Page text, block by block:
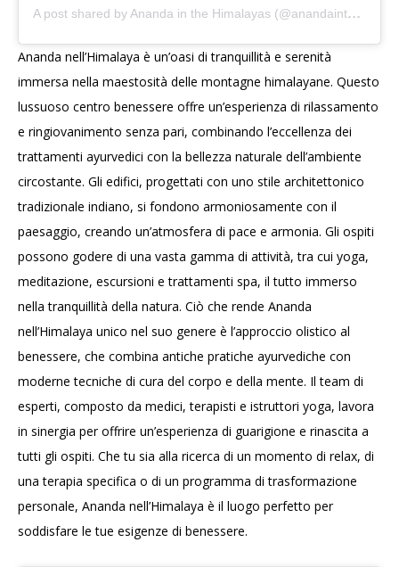
A
post shared by Ananda in the Himalayas (@anandainthehimalayas)
Ananda nell’Himalaya è un’oasi di tranquillità e serenità
immersa nella maestosità delle montagne himalayane. Questo
lussuoso centro benessere offre un’esperienza di rilassamento
e ringiovanimento senza pari, combinando l’eccellenza dei
trattamenti ayurvedici con la bellezza naturale dell’ambiente
circostante. Gli edifici, progettati con uno stile architettonico
tradizionale indiano, si fondono armoniosamente con il
paesaggio, creando un’atmosfera di pace e armonia. Gli ospiti
possono godere di una vasta gamma di attività, tra cui yoga,
meditazione, escursioni e trattamenti spa, il tutto immerso
nella tranquillità della natura. Ciò che rende Ananda
nell’Himalaya unico nel suo genere è l’approccio olistico al
benessere, che combina antiche pratiche ayurvediche con
moderne tecniche di cura del corpo e della mente. Il team di
esperti, composto da medici, terapisti e istruttori yoga, lavora
in sinergia per offrire un’esperienza di guarigione e rinascita a
tutti gli ospiti. Che tu sia alla ricerca di un momento di relax, di
una terapia specifica o di un programma di trasformazione
personale, Ananda nell’Himalaya è il luogo perfetto per
soddisfare le tue esigenze di benessere.